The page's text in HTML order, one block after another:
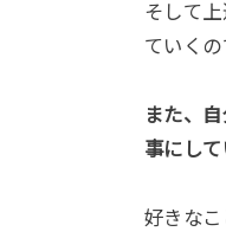
そして
ていく
また、
事にして
好きな